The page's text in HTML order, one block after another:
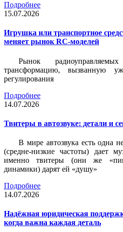
Подробнее
15.07.2026
Игрушка или транспортное
меняет рынок RC-моделей
Рынок
трансформацию, вызванную
регулирования
Подробнее
14.07.2026
Твитеры в автозвуке: детали и
В мире автозвука есть одна
(средне-низкие частоты) дает
именно твитеры (они же
динамики) дарят ей «душу»
Подробнее
14.07.2026
Надёжная юридическая
когда важна каждая деталь